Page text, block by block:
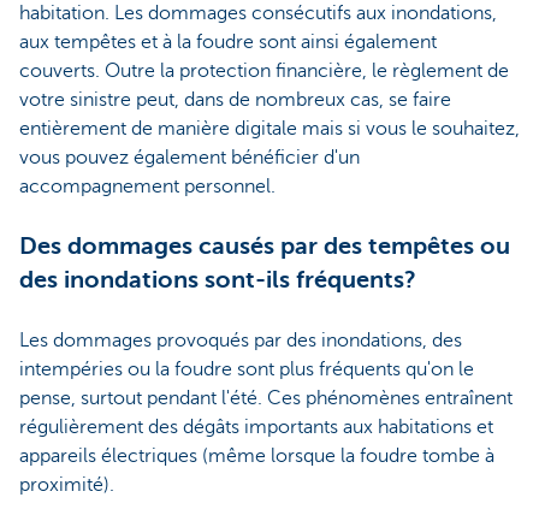
habitation. Les dommages consécutifs aux inondations,
aux tempêtes et à la foudre sont ainsi également
couverts. Outre la protection financière, le règlement de
votre sinistre peut, dans de nombreux cas, se faire
entièrement de manière digitale mais si vous le souhaitez,
vous pouvez également bénéficier d'un
accompagnement personnel.
Des dommages causés par des tempêtes ou
des inondations sont-ils fréquents?
Les dommages provoqués par des inondations, des
intempéries ou la foudre sont plus fréquents qu'on le
pense, surtout pendant l'été. Ces phénomènes entraînent
régulièrement des dégâts importants aux habitations et
appareils électriques (même lorsque la foudre tombe à
proximité).